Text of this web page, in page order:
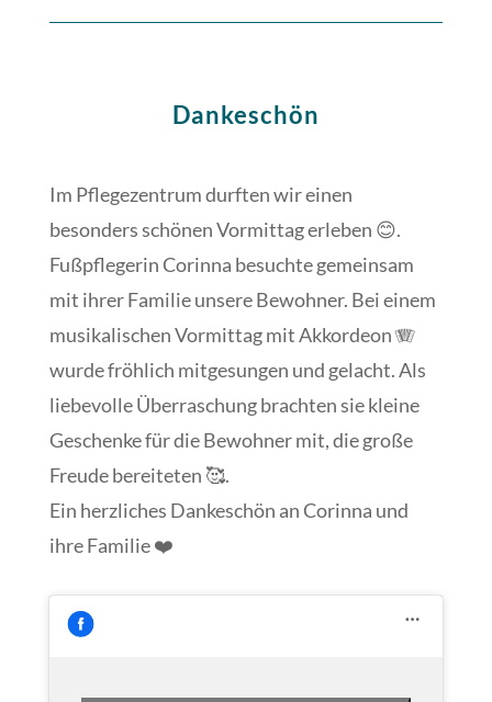
Dankeschön
Im Pflegezentrum durften wir einen
besonders schönen Vormittag erleben 😊.
Fußpflegerin Corinna besuchte gemeinsam
mit ihrer Familie unsere Bewohner. Bei einem
musikalischen Vormittag mit Akkordeon 🪗
wurde fröhlich mitgesungen und gelacht. Als
liebevolle Überraschung brachten sie kleine
Geschenke für die Bewohner mit, die große
Freude bereiteten 🥰.
Ein herzliches Dankeschön an Corinna und
ihre Familie ❤️